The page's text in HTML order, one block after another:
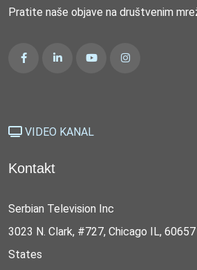
Pratite naše objave na društvenim
VIDEO KANAL
Kontakt
Serbian Television Inc
3023 N. Clark, #727, Chicago IL,
States